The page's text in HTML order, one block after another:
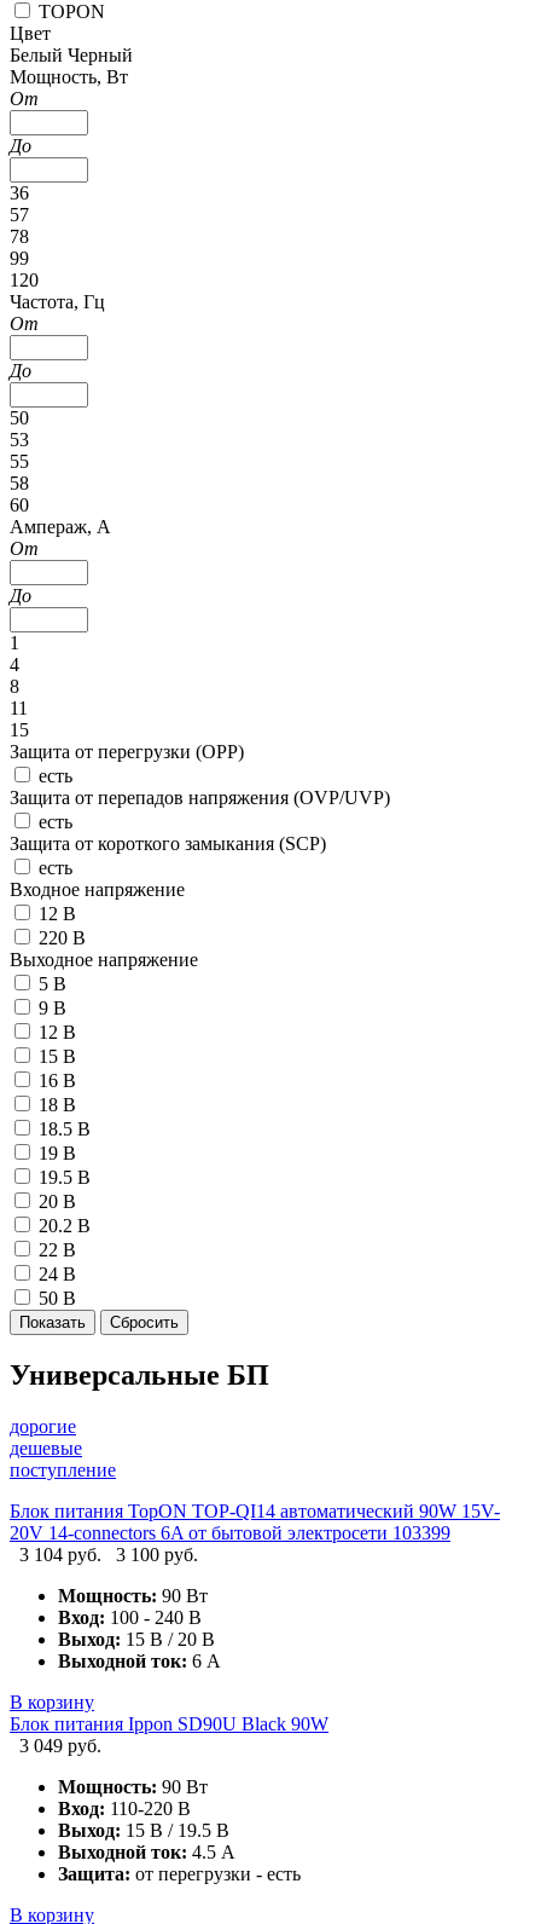
TOPON
Цвет
Белый Черный
Мощность, Вт
От
До
36
57
78
99
120
Частота, Гц
От
До
50
53
55
58
60
Ампераж, А
От
До
1
4
8
11
15
Защита от перегрузки (OPP)
есть
Защита от перепадов напряжения (OVP/UVP)
есть
Защита от короткого замыкания (SCP)
есть
Входное напряжение
12 В
220 В
Выходное напряжение
5 В
9 В
12 В
15 В
16 В
18 В
18.5 В
19 В
19.5 В
20 В
20.2 В
22 В
24 В
50 В
Универсальные БП
дорогие
дешевые
поступление
Блок питания TopON TOP-QI14 автоматический 90W 15V-
20V 14-connectors 6A от бытовой электросети 103399
3 104 руб.
3 100 руб.
Мощность: 90 Вт
Вход: 100 - 240 В
Выход: 15 В / 20 В
Выходной ток: 6 А
В корзину
Блок питания Ippon SD90U Black 90W
3 049 руб.
Мощность: 90 Вт
Вход: 110-220 В
Выход: 15 В / 19.5 В
Выходной ток: 4.5 А
Защита: от перегрузки - есть
В корзину